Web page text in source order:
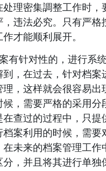
理密集調整工作时
违法必究。只有严
才能顺利展开。
有针对性的，进行系
，在过去，针对档
，这样就会很容易
，需要严格的采用
查过的过程中，只
案利用的时候，需
未来的档案管理工作
，并且将其进行单